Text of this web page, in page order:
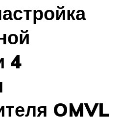
4
OMVL